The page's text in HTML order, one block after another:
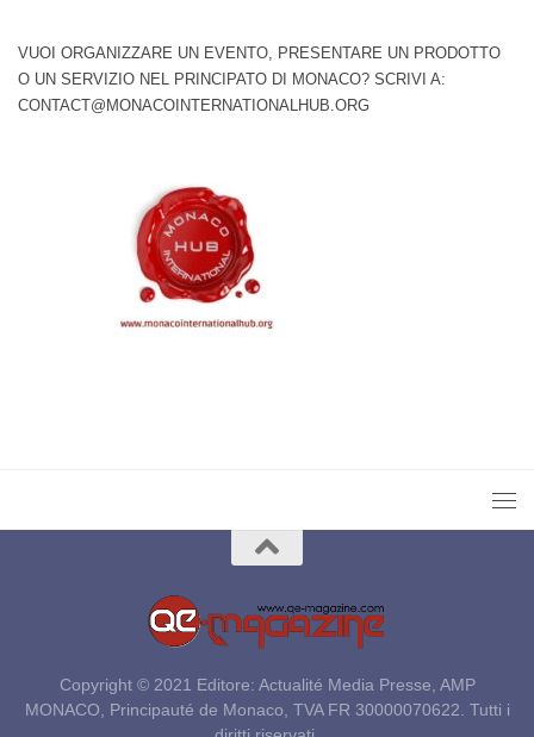
VUOI ORGANIZZARE UN EVENTO, PRESENTARE UN PRODOTTO
O UN SERVIZIO NEL PRINCIPATO DI MONACO? SCRIVI A:
CONTACT@MONACOINTERNATIONALHUB.ORG
Copyright © 2021 Editore: Actualité Media Presse, AMP
MONACO, Principauté de Monaco, TVA FR 30000070622. Tutti i